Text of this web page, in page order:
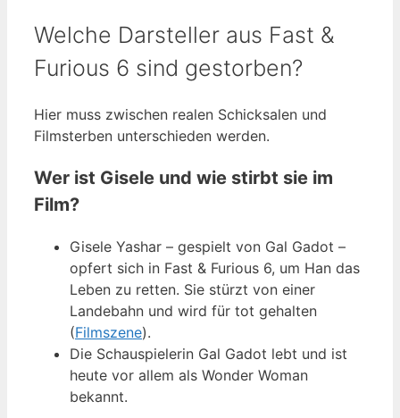
Welche Darsteller aus Fast &
Furious 6 sind gestorben?
Hier muss zwischen realen Schicksalen und
Filmsterben unterschieden werden.
Wer ist Gisele und wie stirbt sie im
Film?
Gisele Yashar – gespielt von Gal Gadot –
opfert sich in Fast & Furious 6, um Han das
Leben zu retten. Sie stürzt von einer
Landebahn und wird für tot gehalten
(Filmszene).
Die Schauspielerin Gal Gadot lebt und ist
heute vor allem als Wonder Woman
bekannt.